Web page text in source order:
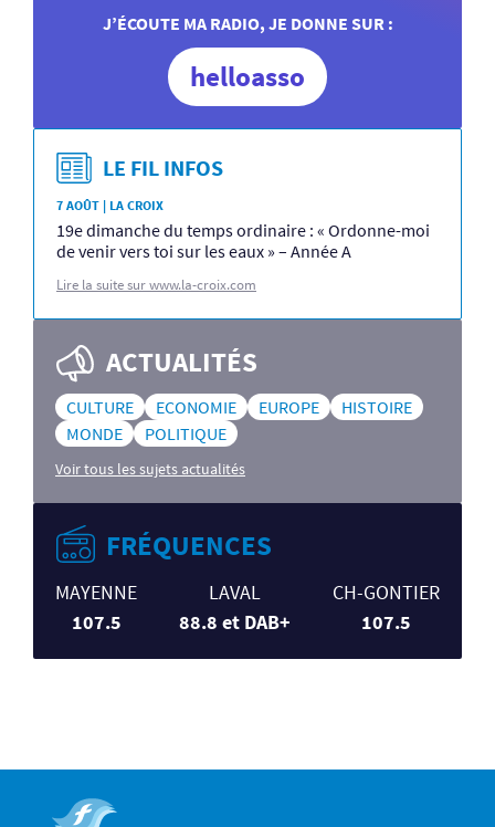
J’ÉCOUTE MA RADIO, JE DONNE SUR :
helloasso
LE FIL INFOS
7 AOÛT | LA CROIX
19e dimanche du temps ordinaire : « Ordonne-moi
de venir vers toi sur les eaux » – Année A
Lire la suite sur www.la-croix.com
ACTUALITÉS
CULTURE ECONOMIE EUROPE
HISTOIRE
MONDE
POLITIQUE
Voir tous les sujets actualités
FRÉQUENCES
MAYENNE
107.5
LAVAL
88.8 et DAB+
CH-GONTIER
107.5